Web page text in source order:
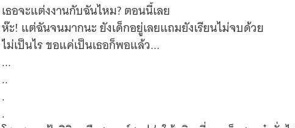
เธอจะแต่งงานกับฉันไหม? ตอนนี้เลย
ห๊ะ! แต่ฉันจนมากนะ ยังเด็กอยู่เลยแถมยังเรียนไม่จบด้วย
ไม่เป็นไร ขอแค่เป็นเธอก็พอแล้ว...
...
..
.
.